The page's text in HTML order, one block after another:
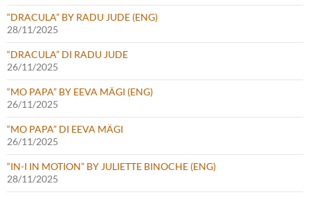
“DRACULA” BY RADU JUDE (ENG)
28/11/2025
“DRACULA” DI RADU JUDE
26/11/2025
“MO PAPA” BY EEVA MÄGI (ENG)
26/11/2025
“MO PAPA” DI EEVA MÄGI
26/11/2025
“IN-I IN MOTION” BY JULIETTE BINOCHE (ENG)
28/11/2025